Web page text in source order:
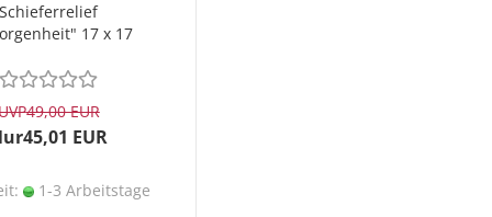
17 x 17
49,00 EUR
EUR
1-3 Arbeitstage